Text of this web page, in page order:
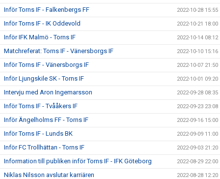
Inför Torns IF - Falkenbergs FF 2022-10-28 15:55
Inför Torns IF - IK Oddevold 2022-10-21 18:00
Inför IFK Malmö - Torns IF 2022-10-14 08:12
Matchreferat: Torns IF - Vänersborgs IF 2022-10-10 15:16
Inför Torns IF - Vänersborgs IF 2022-10-07 21:50
Inför Ljungskile SK - Torns IF 2022-10-01 09:20
Intervju med Aron Ingemarsson 2022-09-28 08:35
Inför Torns IF - Tvååkers IF 2022-09-23 23:08
Inför Ängelholms FF - Torns IF 2022-09-16 15:00
Inför Torns IF - Lunds BK 2022-09-09 11:00
Inför FC Trollhättan - Torns IF 2022-09-03 21:20
Information till publiken inför Torns IF - IFK Göteborg 2022-08-29 22:00
Niklas Nilsson avslutar karriären 2022-08-28 12:20